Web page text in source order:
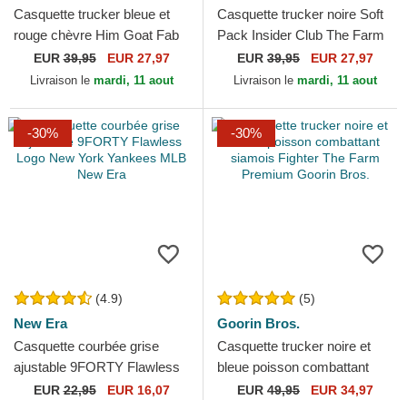
Casquette trucker bleue et
rouge chèvre Him Goat Fab
Farm Goorin Bros.
EUR39,95 EUR 27,97
Livraison le mardi, 11 aout
Casquette trucker noire Soft
Pack Insider Club The Farm
Goorin Bros.
EUR 39,95 EUR 27,97
Livraison le mardi, 11 aout
-30%
(4.9)
New Era
Casquette courbée grise
ajustable 9FORTY Flawless
Logo New York Yankees
EUR22,95 EUR 16,07
-30%
(5)
Goorin Bros.
Casquette trucker noire et
bleue poisson combattant
siamois Fighter The Farm
EUR 49,95 EUR 34,97